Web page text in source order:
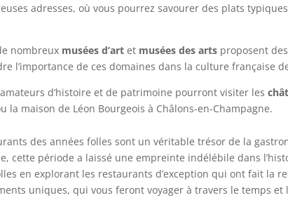
adresses, où vous pourrez savourer des plats
nombreux musées d’art et musées des arts proposent
l’importance de ces domaines dans la culture française
d’histoire et de patrimoine pourront visiter les
la maison de Léon Bourgeois à Châlons-en-Champagne.
des années folles sont un véritable trésor de la
cette période a laissé une empreinte indélébile dans
en explorant les restaurants d’exception qui ont fait la
uniques, qui vous feront voyager à travers le temps et